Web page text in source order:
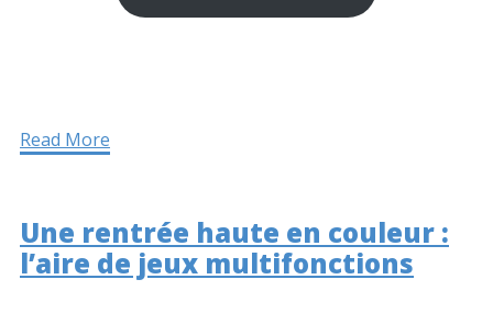
Read More
Une rentrée haute en couleur :
l’aire de jeux multifonctions